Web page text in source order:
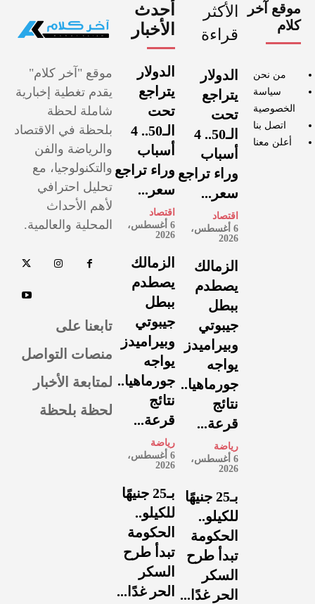
موقع آخر
كلام
من نحن
سياسة
الخصوصية
اتصل بنا
أعلن معنا
الأكثر
قراءة
الدولار
يتراجع
تحت
الـ50.. 4
أسباب
وراء تراجع
سعر...
اقتصاد
6 أغسطس،
2026
الزمالك
يصطدم
ببطل
جيبوتي
وبيراميدز
يواجه
جورماهيا..
نتائج
قرعة...
رياضة
6 أغسطس،
2026
بـ25 جنيهًا
للكيلو..
الحكومة
تبدأ طرح
السكر
الحر غدًا...
أحدث
الأخبار
الدولار
يتراجع
تحت
الـ50.. 4
أسباب
وراء تراجع
سعر...
اقتصاد
6 أغسطس،
2026
الزمالك
يصطدم
ببطل
جيبوتي
وبيراميدز
يواجه
جورماهيا..
نتائج
قرعة...
رياضة
6 أغسطس،
2026
بـ25 جنيهًا
للكيلو..
الحكومة
تبدأ طرح
السكر
الحر غدًا...
موقع "آخر كلام"
يقدم تغطية إخبارية
شاملة لحظة
بلحظة في الاقتصاد
والرياضة والفن
والتكنولوجيا، مع
تحليل احترافي
لأهم الأحداث
المحلية والعالمية.
تابعنا على
منصات التواصل
لمتابعة الأخبار
لحظة بلحظة